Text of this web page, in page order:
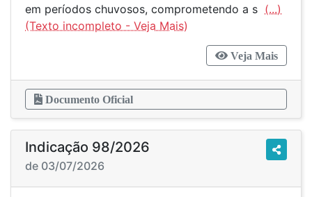
em períodos chuvosos, comprometendo a s (...)
Veja Mais
Documento Oficial
Indicação 98/2026
de 03/07/2026